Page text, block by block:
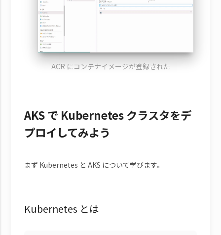
ACR にコンテナイメージが登録された
AKS で Kubernetes クラスタをデ
プロイしてみよう
まず Kubernetes と AKS について学びます。
Kubernetes とは